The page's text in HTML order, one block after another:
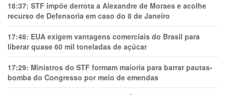
18:37: STF impõe derrota a Alexandre de Moraes e acolhe
recurso de Defensoria em caso do 8 de Janeiro
17:48: EUA exigem vantagens comerciais do Brasil para
liberar quase 60 mil toneladas de açúcar
17:29: Ministros do STF formam maioria para barrar pautas-
bomba do Congresso por meio de emendas